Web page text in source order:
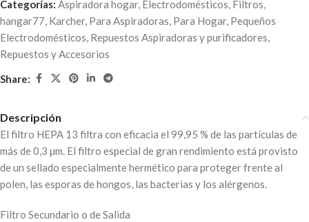
Categorías: Aspiradora hogar, Electrodomésticos, Filtros,
hangar77, Karcher, Para Aspiradoras, Para Hogar, Pequeños
Electrodomésticos, Repuestos Aspiradoras y purificadores,
Repuestos y Accesorios
Share:
Descripción
El filtro HEPA 13 filtra con eficacia el 99,95 % de las partículas de
más de 0,3 µm. El filtro especial de gran rendimiento está provisto
de un sellado especialmente hermético para proteger frente al
polen, las esporas de hongos, las bacterias y los alérgenos.
Filtro Secundario o de Salida